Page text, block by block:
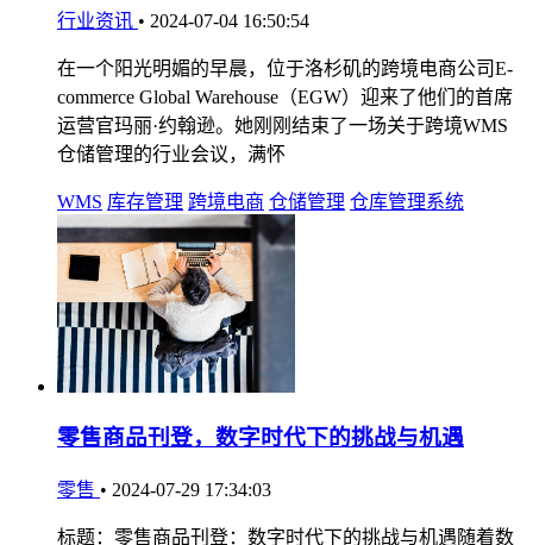
行业资讯 • 2024-07-04 16:50:54
在一个阳光明媚的早晨，位于洛杉矶的跨境电商公司E-
commerce Global Warehouse（EGW）迎来了他们的首席
运营官玛丽·约翰逊。她刚刚结束了一场关于跨境WMS
仓储管理的行业会议，满怀
WMS 库存管理 跨境电商 仓储管理 仓库管理系统
零售商品刊登，数字时代下的挑战与机遇
零售 • 2024-07-29 17:34:03
标题：零售商品刊登：数字时代下的挑战与机遇随着数